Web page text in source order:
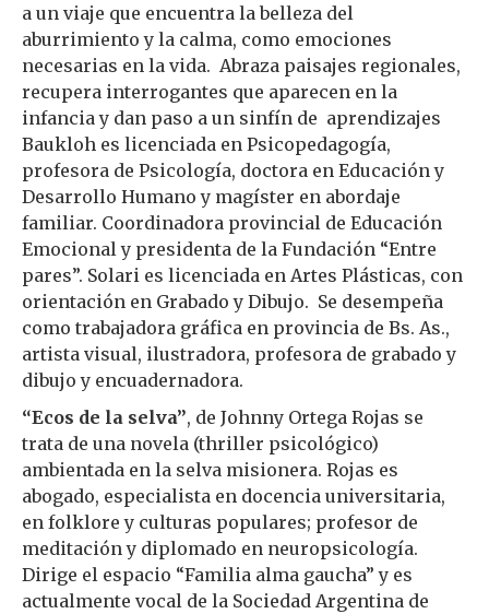
a un viaje que encuentra la belleza del
aburrimiento y la calma, como emociones
necesarias en la vida. Abraza paisajes regionales,
recupera interrogantes que aparecen en la
infancia y dan paso a un sinfín de aprendizajes
Baukloh es licenciada en Psicopedagogía,
profesora de Psicología, doctora en Educación y
Desarrollo Humano y magíster en abordaje
familiar. Coordinadora provincial de Educación
Emocional y presidenta de la Fundación “Entre
pares”. Solari es licenciada en Artes Plásticas, con
orientación en Grabado y Dibujo. Se desempeña
como trabajadora gráfica en provincia de Bs. As.,
artista visual, ilustradora, profesora de grabado y
dibujo y encuadernadora.
“Ecos de la selva”, de Johnny Ortega Rojas se
trata de una novela (thriller psicológico)
ambientada en la selva misionera. Rojas es
abogado, especialista en docencia universitaria,
en folklore y culturas populares; profesor de
meditación y diplomado en neuropsicología.
Dirige el espacio “Familia alma gaucha” y es
actualmente vocal de la Sociedad Argentina de